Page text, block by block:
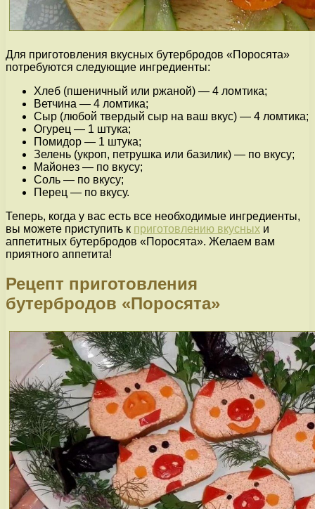
Для приготовления вкусных бутербродов «Поросята»
потребуются следующие ингредиенты:
Хлеб (пшеничный или ржаной) — 4 ломтика;
Ветчина — 4 ломтика;
Сыр (любой твердый сыр на ваш вкус) — 4 ломтика;
Огурец — 1 штука;
Помидор — 1 штука;
Зелень (укроп, петрушка или базилик) — по вкусу;
Майонез — по вкусу;
Соль — по вкусу;
Перец — по вкусу.
Теперь, когда у вас есть все необходимые ингредиенты,
вы можете приступить к приготовлению вкусных и
аппетитных бутербродов «Поросята». Желаем вам
приятного аппетита!
Рецепт приготовления
бутербродов «Поросята»